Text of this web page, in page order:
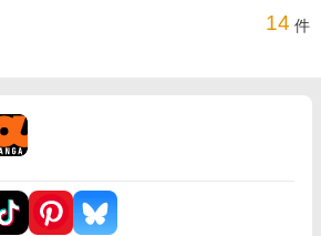
14 件